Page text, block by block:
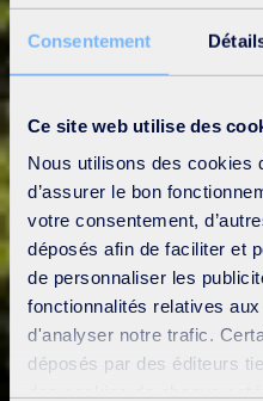
Consentement
Ce site web utilise des
Nous utilisons des cookies
d’assurer le bon
votre consentement,
déposés afin de faciliter et
de personnaliser les
fonctionnalités relatives
d'analyser notre trafic.
déposés par des éditeurs